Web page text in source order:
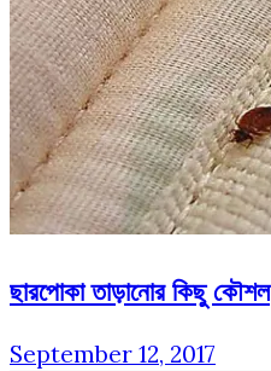
ছারপোকা তাড়ানোর কিছু কৌশল
September 12, 2017